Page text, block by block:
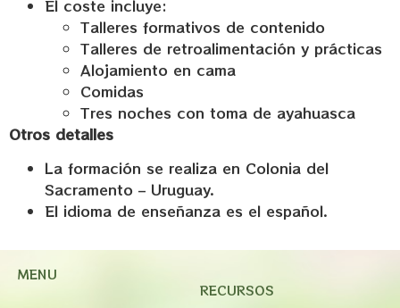
El coste incluye:
Talleres formativos de contenido
Talleres de retroalimentación y prácticas
Alojamiento en cama
Comidas
Tres noches con toma de ayahuasca
Otros detalles
La formación se realiza en Colonia del
Sacramento – Uruguay.
El idioma de enseñanza es el español.
MENU
RECURSOS